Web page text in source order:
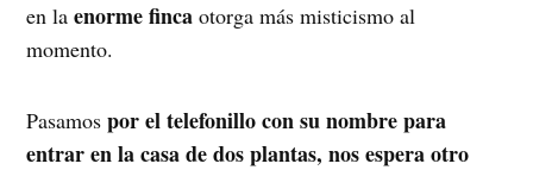
en laenorme finca otorga más misticismo al
momento.
Pasamospor el telefonillo con su nombre para
entrar en la casa de dos plantas, nos espera otro